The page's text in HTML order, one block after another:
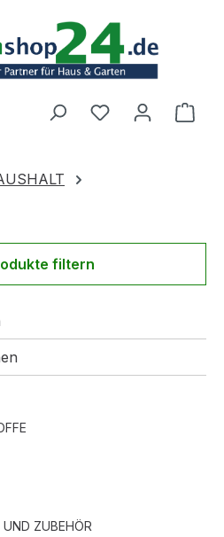
filtern
UND ZUBEHÖR